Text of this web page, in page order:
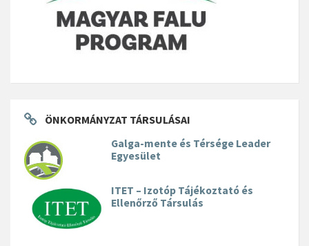
ÖNKORMÁNYZAT TÁRSULÁSAI
Galga-mente és Térsége Leader
Egyesület
ITET – Izotóp Tájékoztató és
Ellenőrző Társulás